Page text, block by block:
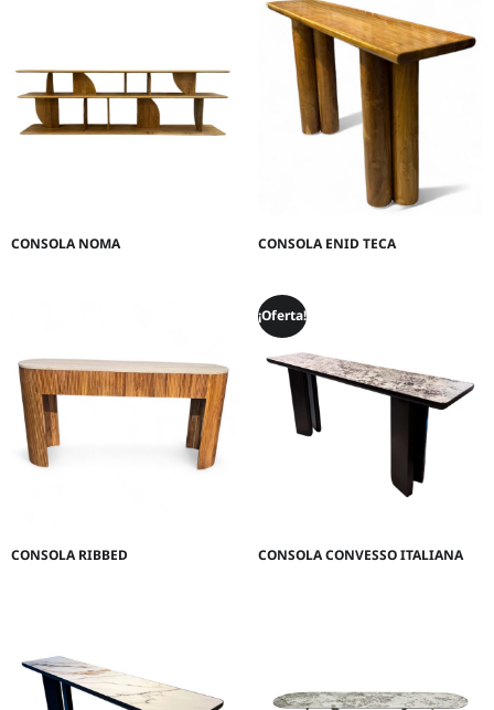
CONSOLA NOMA CONSOLA ENID TECA
CONSOLA RIBBED
¡Oferta!
CONSOLA CONVESSO ITALIANA